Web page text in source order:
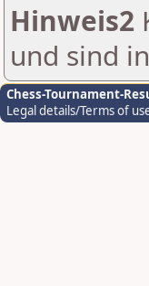
Hinweis2
und sind
Chess-Tournament-
Legal details/Terms of